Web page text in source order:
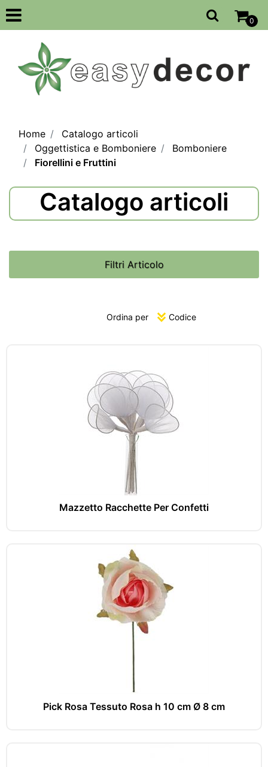
Open
0
Home
Catalogo articoli
Oggettistica e Bomboniere
Bomboniere
Fiorellini e Fruttini
Catalogo articoli
Filtri Articolo
Ordina per
Mazzetto Racchette Per Confetti
Pick Rosa Tessuto Rosa h 10 cm Ø 8 cm